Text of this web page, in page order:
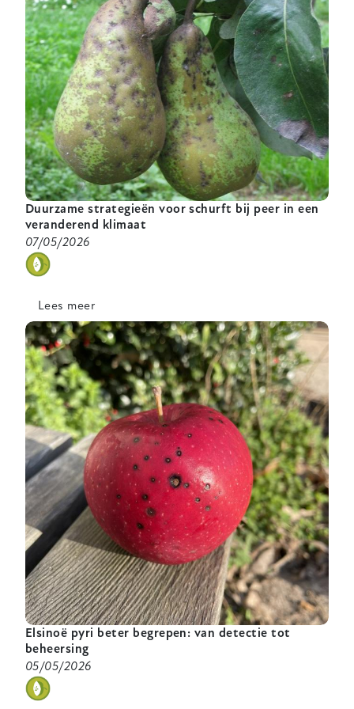
Duurzame strategieën voor schurft bij peer in een
veranderend klimaat
07/05/2026
categorie
Lees meer
Duurzame
strategieën
voor
schurft
bij
peer
in
een
veranderend
klimaat
Elsinoë pyri beter begrepen: van detectie tot
beheersing
05/05/2026
categorie